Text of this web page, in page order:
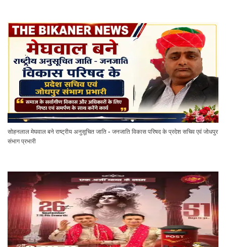
सोहनलाल मेघवाल बने राष्ट्रीय अनुसूचित जाति - जनजाति विकास परिषद के प्रदेश सचिव एवं जोधपुर
संभाग प्रभारी